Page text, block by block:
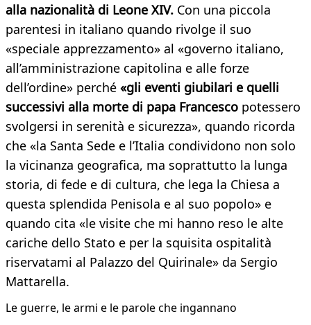
alla nazionalità di Leone XIV. Con una piccola
parentesi in italiano quando rivolge il suo
«speciale apprezzamento» al «governo italiano,
all’amministrazione capitolina e alle forze
dell’ordine» perché «gli eventi giubilari e quelli
successivi alla morte di papa Francesco potessero
svolgersi in serenità e sicurezza», quando ricorda
che «la Santa Sede e l’Italia condividono non solo
la vicinanza geografica, ma soprattutto la lunga
storia, di fede e di cultura, che lega la Chiesa a
questa splendida Penisola e al suo popolo» e
quando cita «le visite che mi hanno reso le alte
cariche dello Stato e per la squisita ospitalità
riservatami al Palazzo del Quirinale» da Sergio
Mattarella.
Le guerre, le armi e le parole che ingannano